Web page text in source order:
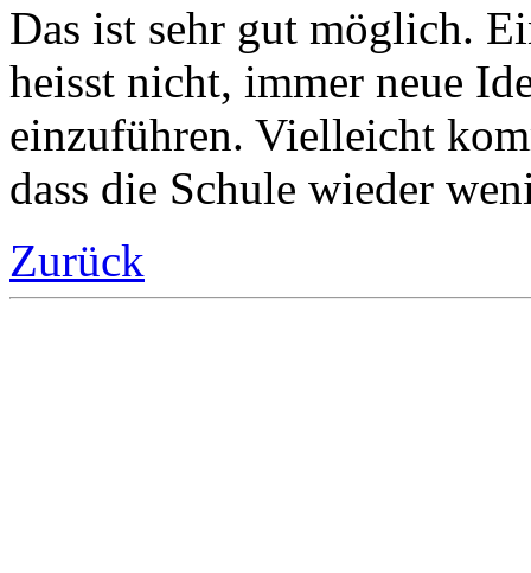
Das ist sehr gut möglich.
heisst nicht, immer neue
einzuführen. Vielleicht
dass die Schule wieder
Zurück